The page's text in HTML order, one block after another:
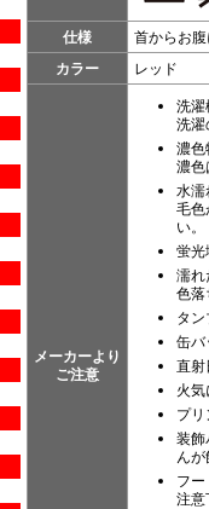
仕様
首からお
カラー
レッド
メーカーより
ご注意
洗濯
洗濯
濃色
濃色
水濡
毛色
い。
蛍光
濡れ
色落
タン
缶バ
直射
火気
プ
装飾
んが
フ
注意